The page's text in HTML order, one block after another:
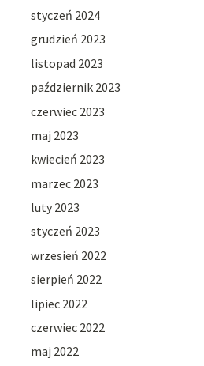
styczeń 2024
grudzień 2023
listopad 2023
październik 2023
czerwiec 2023
maj 2023
kwiecień 2023
marzec 2023
luty 2023
styczeń 2023
wrzesień 2022
sierpień 2022
lipiec 2022
czerwiec 2022
maj 2022